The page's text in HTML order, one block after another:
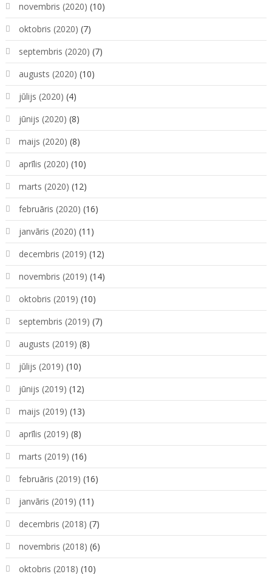
novembris (2020) (10)
oktobris (2020) (7)
septembris (2020) (7)
augusts (2020) (10)
jūlijs (2020) (4)
jūnijs (2020) (8)
maijs (2020) (8)
aprīlis (2020) (10)
marts (2020) (12)
februāris (2020) (16)
janvāris (2020) (11)
decembris (2019) (12)
novembris (2019) (14)
oktobris (2019) (10)
septembris (2019) (7)
augusts (2019) (8)
jūlijs (2019) (10)
jūnijs (2019) (12)
maijs (2019) (13)
aprīlis (2019) (8)
marts (2019) (16)
februāris (2019) (16)
janvāris (2019) (11)
decembris (2018) (7)
novembris (2018) (6)
oktobris (2018) (10)